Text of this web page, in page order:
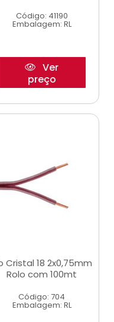
Código: 41190
Embalagem: RL
Ver
preço
Cristal 18 2x0,75mm
Rolo com 100mt
Código: 704
Embalagem: RL